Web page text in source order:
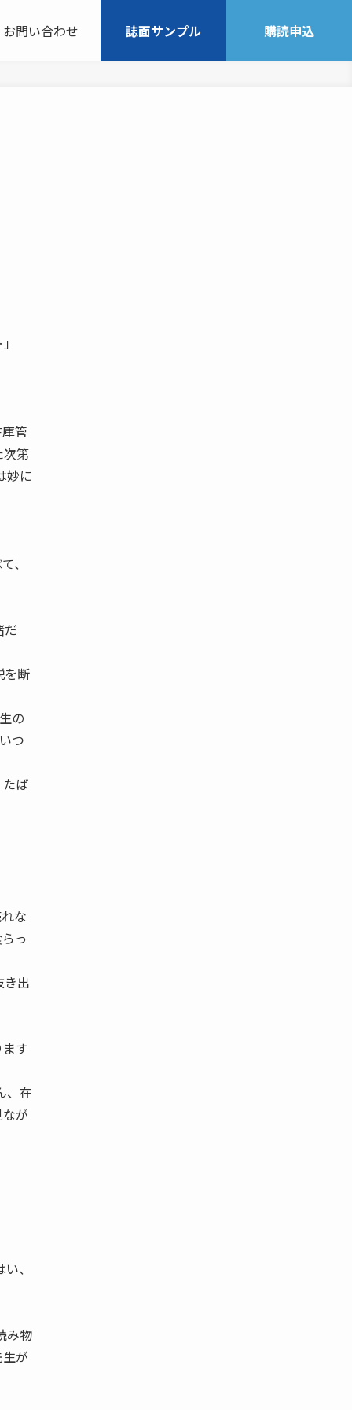
お問い合わせ 誌面サンプル 購読申込
」
管
次第
妙に
、
だ
を断
の
つ
ば
な
っ
き出
す
、在
が
、
み物
が